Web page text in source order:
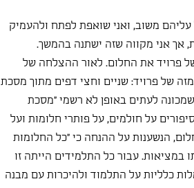
משוב, ואני שואפת לפתח ולהעמיק
אך אני מקווה שזה ישתנה בהמשך.
פרויד את החלום. לאור ההצלחה של
של פרויד: שניים וחצי דפים מתוך מסכת
לעתים באופן לא רשמי "מסכת
על חולמים, על פותרי חלומות ועל
הנשענות על ההנחה כי "כל החלומות
עבור כל התלמידים הייתה זו
כלליות על התלמוד ולהיכרות עם מבנה